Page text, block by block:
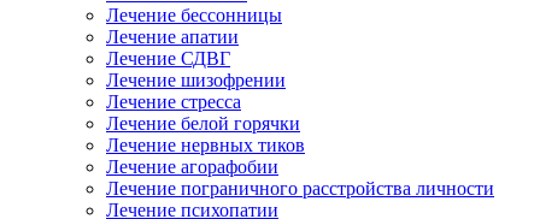
Лечение бессонницы
Лечение апатии
Лечение СДВГ
Лечение шизофрении
Лечение стресса
Лечение белой горячки
Лечение нервных тиков
Лечение агорафобии
Лечение пограничного расстройства личности
Лечение психопатии